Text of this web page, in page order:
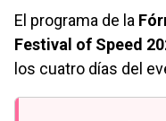
El programa de la
Festival of Speed
los cuatro días del